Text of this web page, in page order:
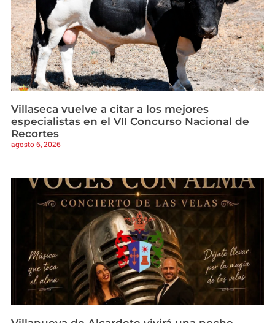
Villaseca vuelve a citar a los mejores
especialistas en el VII Concurso Nacional de
Recortes
agosto 6, 2026